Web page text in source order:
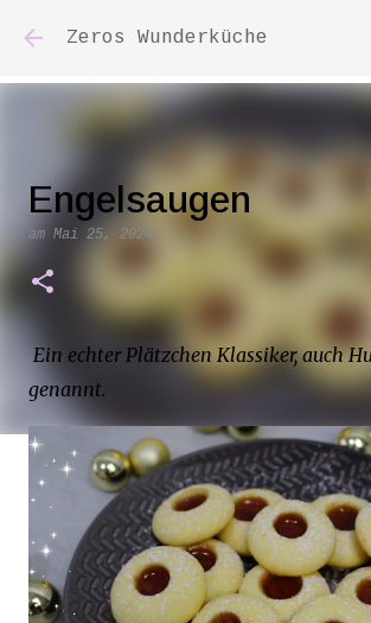
Direkt zum Hauptbereich
Zeros Wunderküche
Engelsaugen
am Mai 25, 2024
Ein echter Plätzchen Klassiker, auch
genannt.